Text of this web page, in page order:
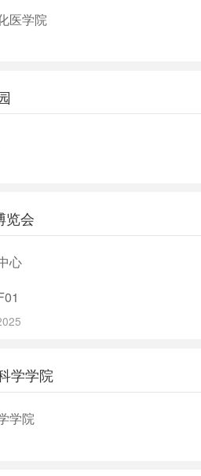
医学院
览会
心
学学院
学院